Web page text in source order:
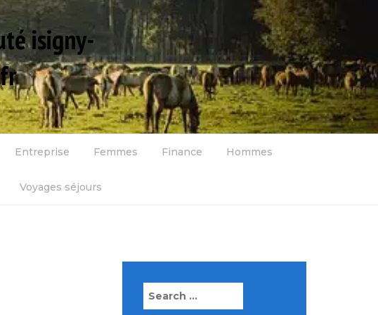
isigny-
Entreprise Femmes Finance Hommes
Voyages séjours
Search